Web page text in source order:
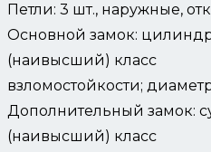
Петли: 3 шт., наружные,
Основной замок:
(наивысший) класс
взломостойкости;
Дополнительный замок:
(наивысший) класс